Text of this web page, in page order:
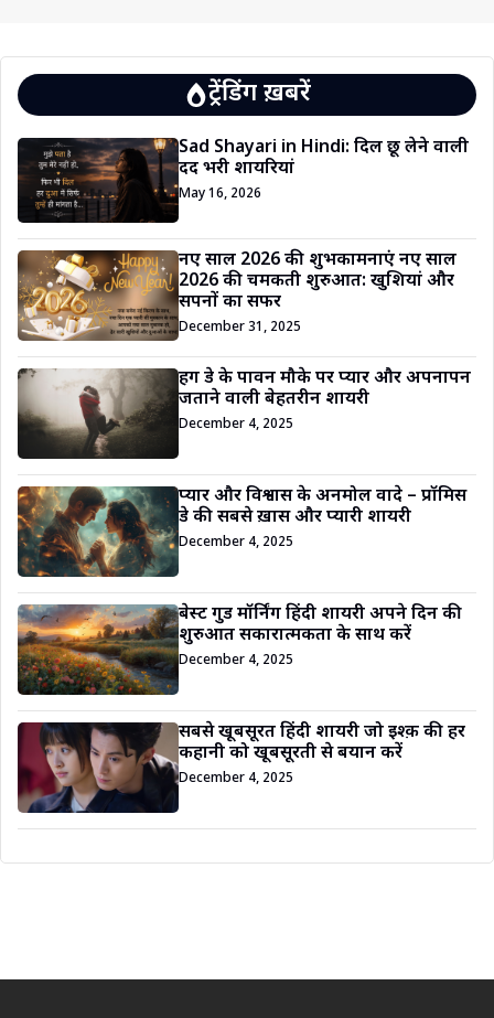
ट्रेंडिंग ख़बरें
Sad Shayari in Hindi: दिल छू लेने वाली
दर्द भरी शायरियां
May 16, 2026
नए साल 2026 की शुभकामनाएं नए साल
2026 की चमकती शुरुआत: खुशियां और
सपनों का सफर
December 31, 2025
हग डे के पावन मौके पर प्यार और अपनापन
जताने वाली बेहतरीन शायरी
December 4, 2025
प्यार और विश्वास के अनमोल वादे – प्रॉमिस
डे की सबसे ख़ास और प्यारी शायरी
December 4, 2025
बेस्ट गुड मॉर्निंग हिंदी शायरी अपने दिन की
शुरुआत सकारात्मकता के साथ करें
December 4, 2025
सबसे खूबसूरत हिंदी शायरी जो इश्क़ की हर
कहानी को खूबसूरती से बयान करें
December 4, 2025